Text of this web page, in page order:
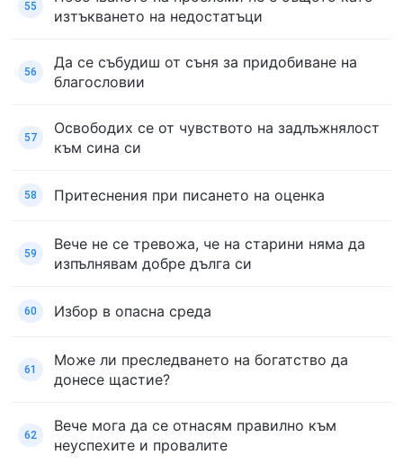
55
изтъкването на недостатъци
56
Да се събудиш от съня за придобиване на
благословии
57
Освободих се от чувството на задлъжнялост
към сина си
58 Притеснения при писането на оценка
59
Вече не се тревожа, че на старини няма да
изпълнявам добре дълга си
60 Избор в опасна среда
61
Може ли преследването на богатство да
донесе щастие?
62
Вече мога да се отнасям правилно към
неуспехите и провалите